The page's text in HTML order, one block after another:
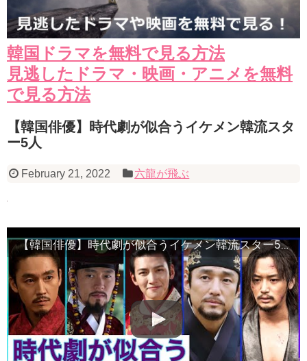
韓国ドラマを無料で見る方法
見逃したドラマ・映画・アニメを無料
で見る方法
【韓国俳優】時代劇が似合うイケメン韓流スタ
ー5人
February 21, 2022 六龍が飛ぶ
【韓国俳優】時代劇が似合うイケメン韓流スター5人